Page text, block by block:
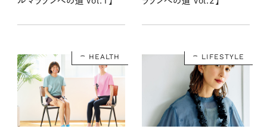
HEALTH LIFESTYLE